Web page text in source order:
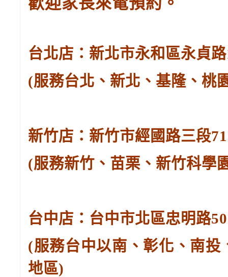
台北店：新北市永和區永貞
(服務台北、新北、基隆、桃
新竹店：新竹市經國路三段
(服務新竹、苗栗、新竹科學
台中店：台中市北區忠明路
(服務台中以南、彰化、南
地區)